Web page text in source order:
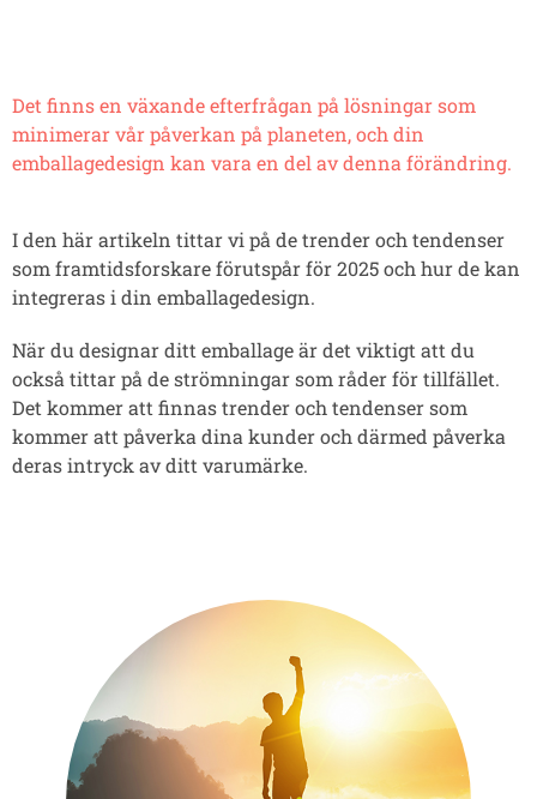
Det finns en växande efterfrågan på lösningar som
minimerar vår påverkan på planeten, och din
emballagedesign kan vara en del av denna förändring.
I den här artikeln tittar vi på de trender och tendenser
som framtidsforskare förutspår för 2025 och hur de kan
integreras i din emballagedesign.
När du designar ditt emballage är det viktigt att du
också tittar på de strömningar som råder för tillfället.
Det kommer att finnas trender och tendenser som
kommer att påverka dina kunder och därmed påverka
deras intryck av ditt varumärke.